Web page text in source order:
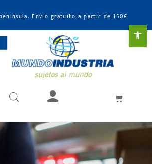
Envío gratuito a partir de 150€